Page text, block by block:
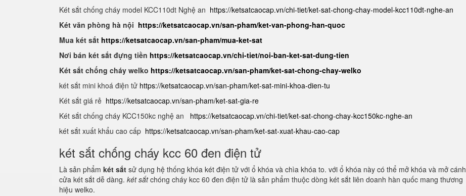
Két sắt chống cháy model KCC110dt Nghệ an https://ketsatcaocap.vn/chi-tiet/ket-sat-chong-chay-model-kcc110dt-nghe-an
Két văn phòng hà nội https://ketsatcaocap.vn/san-pham/ket-van-phong-han-quoc
Mua két sắt https://ketsatcaocap.vn/san-pham/mua-ket-sat
Nơi bán két sắt đựng tiền https://ketsatcaocap.vn/chi-tiet/noi-ban-ket-sat-dung-tien
Két sắt chống cháy welko https://ketsatcaocap.vn/san-pham/ket-sat-chong-chay-welko
két sắt mini khoá điện tử https://ketsatcaocap.vn/san-pham/ket-sat-mini-khoa-dien-tu
Két sắt giá rẻ https://ketsatcaocap.vn/san-pham/ket-sat-gia-re
Két sắt chống cháy KCC150kc nghệ an https://ketsatcaocap.vn/chi-tiet/ket-sat-chong-chay-kcc150kc-nghe-an
két sắt xuất khẩu cao cấp https://ketsatcaocap.vn/san-pham/ket-sat-xuat-khau-cao-cap
két sắt chống cháy kcc 60 đen điện tử
Là sản phẩm két sắt sử dụng hệ thống khóa két điện tử với ổ khóa và chìa khóa to. với ổ khóa này có thể mở khóa và mở cánh
cửa két sắt dễ dàng. két sắtchóng cháy kcc 60 đen điện tử là sản phẩm thuộc dòng két sắt liên doanh hàn quốc mang thương
hiệu welko.